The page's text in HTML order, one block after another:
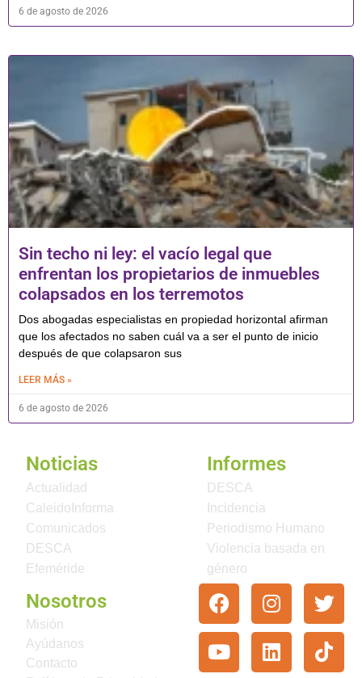
6 de agosto de 2026
Sin techo ni ley: el vacío legal que
enfrentan los propietarios de inmuebles
colapsados en los terremotos
Dos abogadas especialistas en propiedad horizontal afirman
que los afectados no saben cuál va a ser el punto de inicio
después de que colapsaron sus
LEER MÁS »
6 de agosto de 2026
Noticias
Actualidad
CaleidoInforma
Comunicados
DESCA
Efeméride
Informes
DESCA
Incidencia
Periodismo Humano
Violencia basada en
género
Nosotros
Misión
Ayúdanos
Contacto